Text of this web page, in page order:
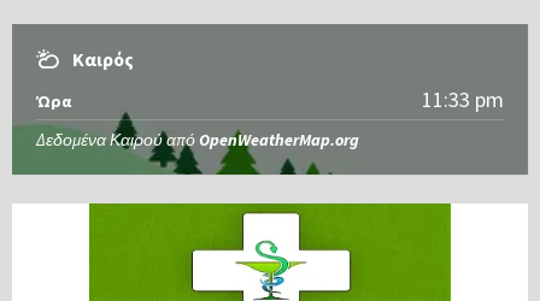
Καιρός
Ώρα 11:33 pm
Δεδομένα Καιρού από OpenWeatherMap.org